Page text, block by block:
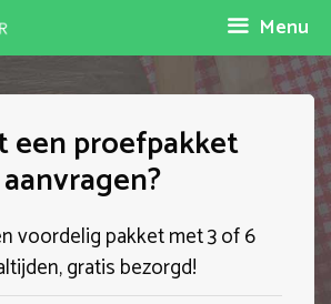
Menu
een proefpakket
aanvragen?
voordelig pakket met 3 of 6
gratis bezorgd!